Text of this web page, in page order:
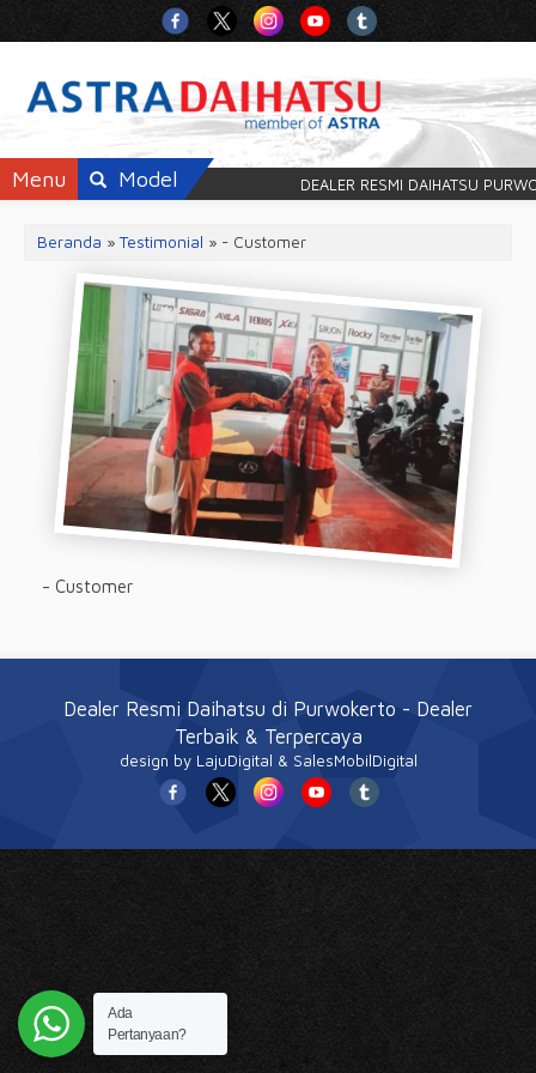
DEALER RESMI DAIHATSU
Menu Model
Beranda »Testimonial » - Customer
- Customer
Dealer Resmi Daihatsu di Purwokerto - Dealer
Terbaik & Terpercaya
design by LajuDigital & SalesMobilDigital
Ada
Pertanyaan?